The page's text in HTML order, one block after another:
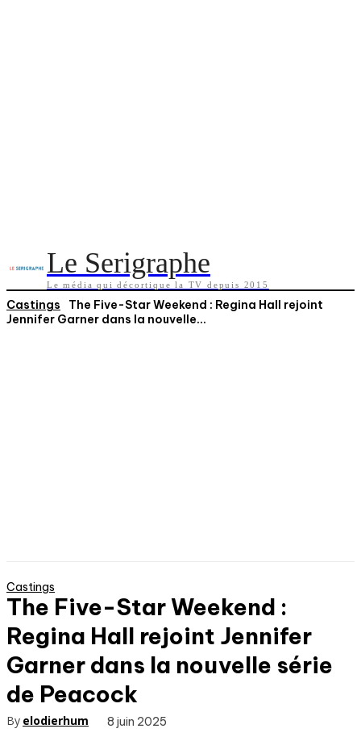
Le Serigraphe
Le média qui décortique la TV depuis 2015
Castings
The Five-Star Weekend : Regina Hall rejoint
Jennifer Garner dans la nouvelle...
Castings
The Five-Star Weekend :
Regina Hall rejoint Jennifer
Garner dans la nouvelle série
de Peacock
By elodierhum 8 juin 2025